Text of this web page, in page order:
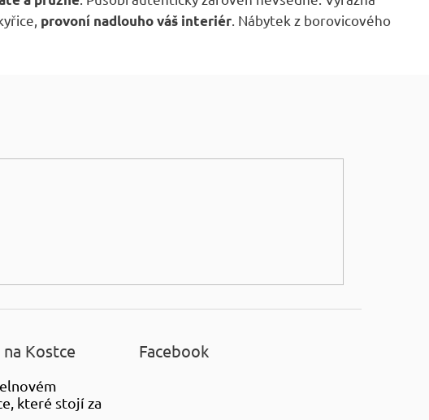
provoní nadlouho váš interiér . Nábytek z borovicového
Kostce
které stojí za
Facebook